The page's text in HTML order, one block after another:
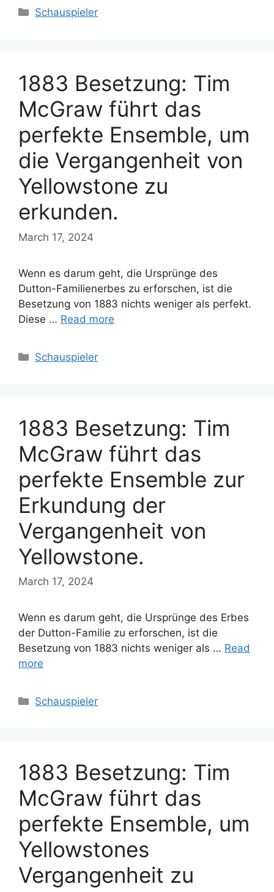
Categories
Schauspieler
1883 Besetzung: Tim
McGraw führt das
perfekte Ensemble, um
die Vergangenheit von
Yellowstone zu
erkunden.
March 17, 2024
Wenn es darum geht, die Ursprünge des
Dutton-Familienerbes zu erforschen, ist die
Besetzung von 1883 nichts weniger als perfekt.
Diese … Read more
Categories
Schauspieler
1883 Besetzung: Tim
McGraw führt das
perfekte Ensemble zur
Erkundung der
Vergangenheit von
Yellowstone.
March 17, 2024
Wenn es darum geht, die Ursprünge des Erbes
der Dutton-Familie zu erforschen, ist die
Besetzung von 1883 nichts weniger als … Read
more
Categories
Schauspieler
1883 Besetzung: Tim
McGraw führt das
perfekte Ensemble, um
Yellowstones
Vergangenheit zu